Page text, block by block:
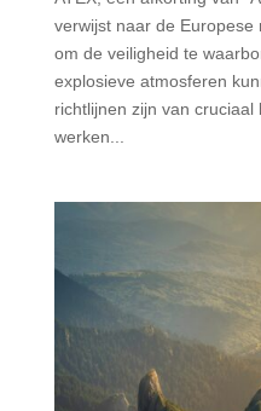
verwijst naar de Europese
om de veiligheid te
explosieve atmosferen
richtlijnen zijn van
werken...